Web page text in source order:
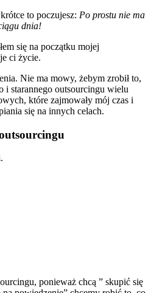
to poczujesz: Po prostu nie ma
dnia!
się na początku mojej
ci życie.
Nie ma mowy, żebym zrobił to,
i starannego outsourcingu wielu
które zajmowały mój czas i
się na innych celach.
ponieważ chcą ” skupić się